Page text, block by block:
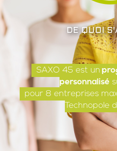
DE QUOI
SAXO 45 est un
personnalisé
pour 8 entreprises
Technopole